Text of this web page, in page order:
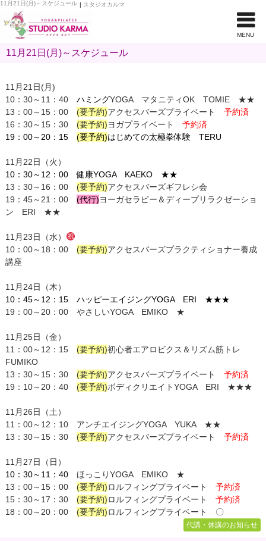
MENU
11月21日(月)～スケジュール | スタジオカルマ
11月21日(月)～スケジュール
11月21日(月)
10：30～11：40 ハミングYOGA マタニティOK TOMIE ★★
13：00～15：00 (要予約)アクセスバーズプライベート 予約済
16：30～15：30
(要予約)ヨガプライベート 予約済
19：00～20：15 (要予約)はじめての太極拳体験 TERU
11月22日（火）
10：30～12：00 健康YOGA KAEKO★★
13：30～16：00 (要予約)アクセスバーズギフレシ会
19：45～21：00 (代行)ヨーガセラピー＆ディープリラクゼーショ
ン ERI ★★
11月23日（水）
10：00～18：00 (要予約)アクセスバーズプラクティショナー養成
講座
11月24日（木）
10：45～12：15 ハッピーエイジングYOGA ERI ★★★
19：00～20：00 やさしいYOGA EMIKO ★
11月25日（金）
11：00～12：15 (要予約)初心者エアロビクス＆リズム筋トレ
FUMIKO
13：30～15：30 (要予約)アクセスバーズプライベート 予約済
19：10～20：40 (要予約)ボディクリエイトYOGAERI ★★★
11月26日（土）
11：00～12：10
アンチエイジングYOGA YUKA ★★
13：30～15：30 (要予約)アクセスバーズプライベート 予約済
11月27日（日）
10：30～11：40 ほっこりYOGA EMIKO ★
13：00～15：00 (要予約)ロルフィングプライベート 予約済
15：30～17：30 (要予約)ロルフィングプライベート 予約済
18：00～20：00 (要予約)ロルフィングプライベート 〇
代講・休講のお知らせ